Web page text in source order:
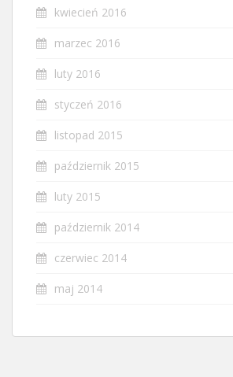
kwiecień 2016
marzec 2016
luty 2016
styczeń 2016
listopad 2015
październik 2015
luty 2015
październik 2014
czerwiec 2014
maj 2014